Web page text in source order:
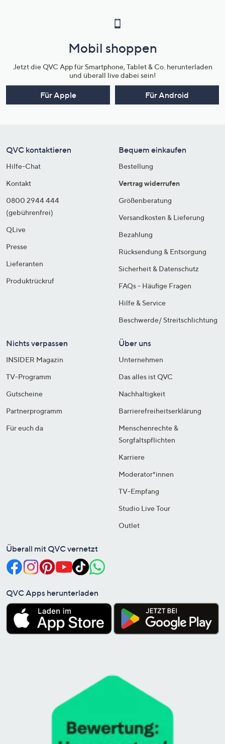
Mobil shoppen
Jetzt die QVC App für Smartphone, Tablet & Co. herunterladen
und überall live dabei sein!
Für Apple Für Android
QVC kontaktieren
Hilfe-Chat
Kontakt
0800 2944 444
(gebührenfrei)
QLive
Presse
Lieferanten
Produktrückruf
Bequem einkaufen
Bestellung
Vertrag widerrufen
Größenberatung
Versandkosten & Lieferung
Bezahlung
Rücksendung & Entsorgung
Sicherheit & Datenschutz
FAQs - Häufige Fragen
Hilfe & Service
Beschwerde/ Streitschlichtung
Nichts verpassen
INSIDER Magazin
TV-Programm
Gutscheine
Partnerprogramm
Für euch da
Über uns
Unternehmen
Das alles ist QVC
Nachhaltigkeit
Barrierefreiheitserklärung
Menschenrechte &
Sorgfaltspflichten
Karriere
Moderator*innen
TV-Empfang
Studio Live Tour
Outlet
Überall mit QVC vernetzt
QVC Apps herunterladen